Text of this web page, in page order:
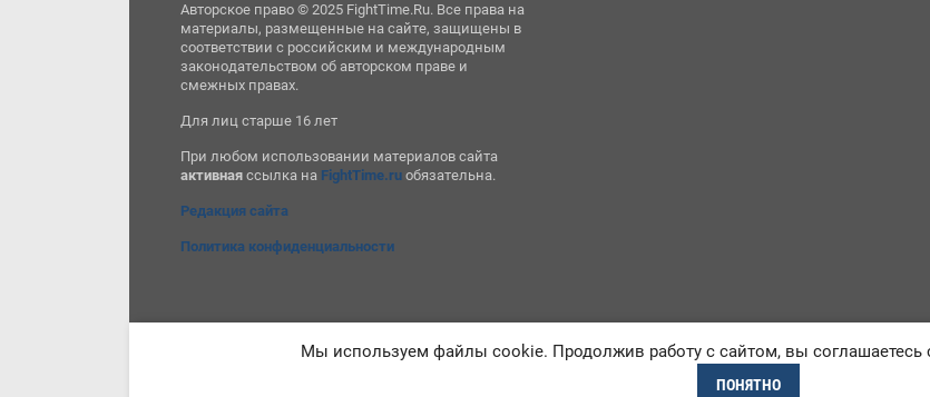
Авторское право © 2025 FightTime.Ru. Все права на
материалы, размещенные на сайте, защищены в
соответствии с российским и международным
законодательством об авторском праве и
смежных правах.
Для лиц старше 16 лет
При любом использовании материалов сайта
активная ссылка на FightTime.ru обязательна.
Редакция сайта
Политика конфиденциальности
Мы используем файлы cookie. Продолжив работу с сайтом, вы соглашаетесь
ПОНЯТНО